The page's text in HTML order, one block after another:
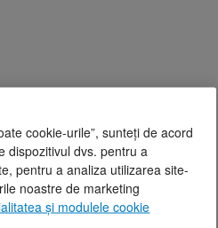
cookie-urile”, sunteți de acord
dispozitivul dvs. pentru a
pentru a analiza utilizarea site-
noastre de marketing
și modulele cookie